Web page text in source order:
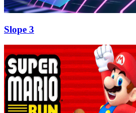
Slope 3